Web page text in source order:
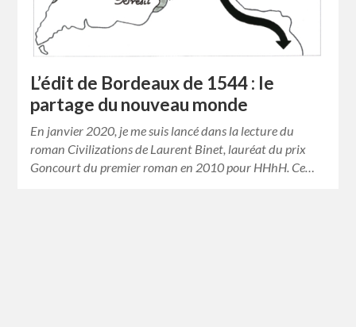
L’édit de Bordeaux de 1544 : le
partage du nouveau monde
En janvier 2020, je me suis lancé dans la lecture du
roman Civilizations de Laurent Binet, lauréat du prix
Goncourt du premier roman en 2010 pour HHhH. Ce…